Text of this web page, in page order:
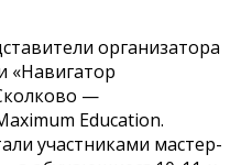
организатора
«Навигатор
—
Education.
участниками мастер-